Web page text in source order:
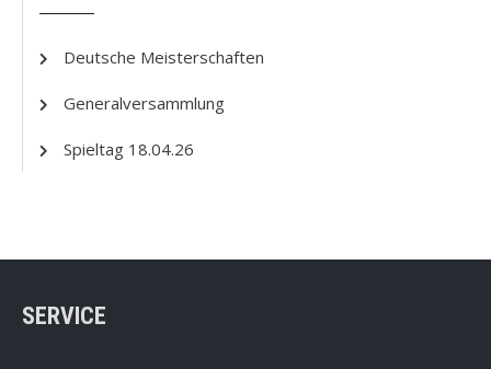
Deutsche Meisterschaften
Generalversammlung
Spieltag 18.04.26
SERVICE